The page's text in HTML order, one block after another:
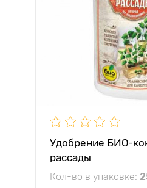
Удобрение БИО-
рассады
Кол-во в упаковке: